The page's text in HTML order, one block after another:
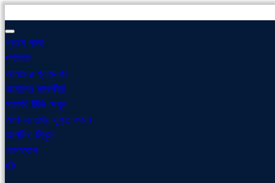
প্রথম পাতা
পরিচিতি
আমাদের শ্যামনগর
আমাদের সাতক্ষীরা
সরাসরি টিভি দেখুন
আপনার তথ্য যুক্ত করুন
আপনিও লিখুন
যোগাযোগ